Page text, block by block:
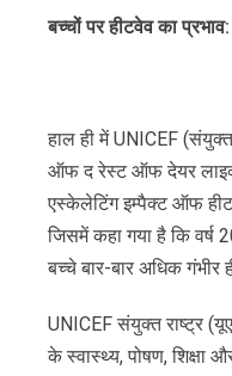
बच्चों पर हीटवेव का प्रभाव
हाल ही में UNICEF
ऑफ द रेस्ट ऑफ देयर
एस्केलेटिंग इम्पैक्ट ऑफ
जिसमें कहा गया है कि वर्ष
बच्चे बार-बार अधिक गंभीर
UNICEF संयुक्त राष्ट्र
के स्वास्थ्य, पोषण, शिक्षा